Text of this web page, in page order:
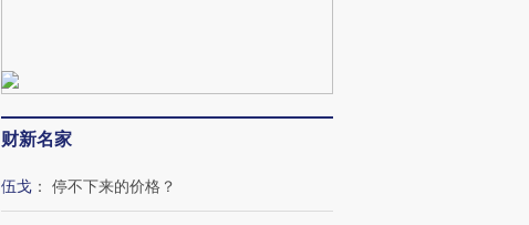
财新名家
伍戈 ： 停不下来的价格？